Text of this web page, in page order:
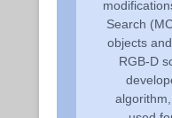
Search
objects
RGB-D